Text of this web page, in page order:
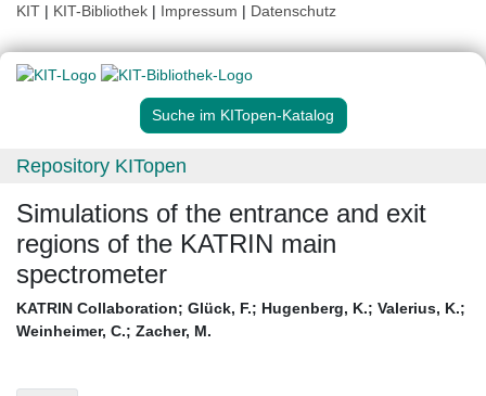
KIT | KIT-Bibliothek | Impressum | Datenschutz
Suche im KITopen-Katalog
Repository KITopen
Simulations of the entrance and exit
regions of the KATRIN main
spectrometer
KATRIN Collaboration; Glück, F.; Hugenberg, K.; Valerius, K.;
Weinheimer, C.; Zacher, M.